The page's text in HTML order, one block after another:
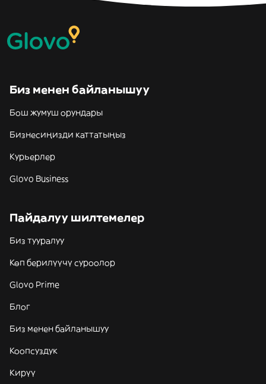
Биз менен байланышуу
Бош жумуш орундары
Бизнесиңизди каттатыңыз
Курьерлер
Glovo Business
Пайдалуу шилтемелер
Биз тууралуу
Көп берилүүчү суроолор
Glovo Prime
Блог
Биз менен байланышуу
Коопсуздук
Кирүү